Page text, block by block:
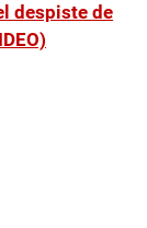
despiste de